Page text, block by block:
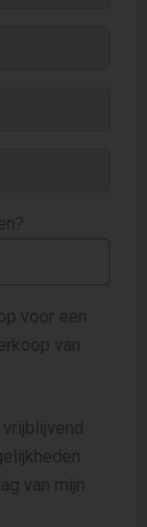
voor een
van
van mijn